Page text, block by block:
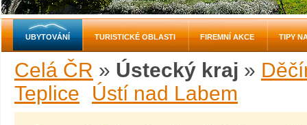
Celá ČR » Ústecký kraj »
Teplice
Ústí nad Labem
UBYTOVÁNÍ TURISTICKÉ OBLASTI FIREMNÍ AKCE TIPY